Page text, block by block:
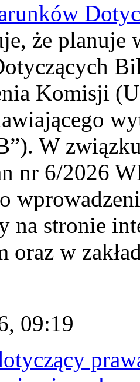
że planuje
Komisji
W
nr 6/2026
na stronie
oraz w
09:19